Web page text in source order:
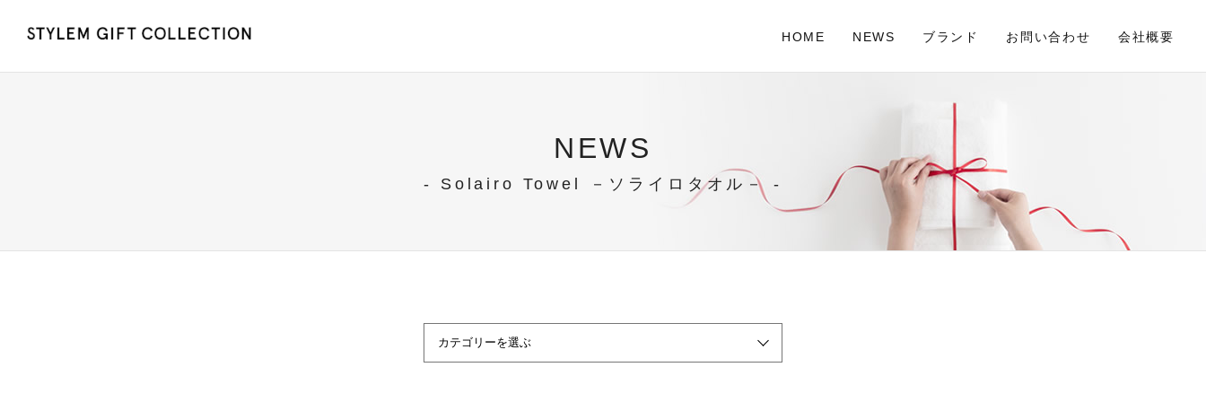
HOME NEWS ブランド お問い合わせ 会社概要
NEWS
- Solairo Towel －ソライロタオル－ -